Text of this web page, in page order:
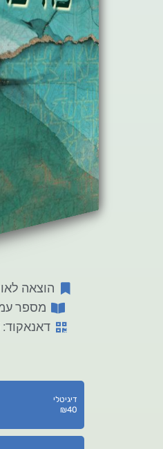
הוצאה
מספר
דאנאקוד: 1272-2265
דיגיטלי
₪40